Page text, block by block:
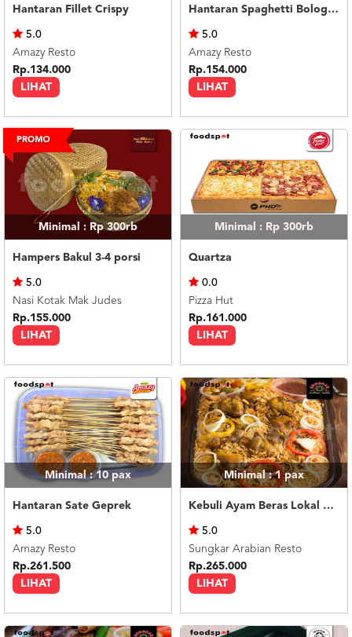
Hantaran Fillet Crispy
LIHAT
5.0
Amazy Resto
Rp.134.000
Hantaran Spaghetti Bolognese
LIHAT
5.0
Amazy Resto
Rp.154.000
Minimal : Rp 300rb
Hampers Bakul 3-4 porsi
LIHAT
5.0
Nasi Kotak Mak Judes
Rp.155.000
Minimal : Rp 300rb
Quartza
LIHAT
0.0
Pizza Hut
Rp.161.000
Minimal : 10 pax
Hantaran Sate Geprek
LIHAT
5.0
Amazy Resto
Rp.261.500
Minimal : 1pax
Kebuli Ayam Beras Lokal 6 orang
LIHAT
5.0
Sungkar Arabian Resto
Rp.265.000